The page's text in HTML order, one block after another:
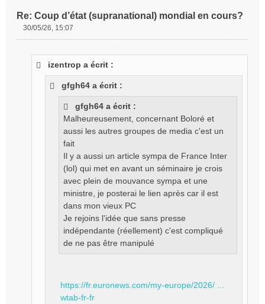
Re: Coup d’état (supranational) mondial en cours?
30/05/26, 15:07
izentrop a écrit :
gfgh64 a écrit :
gfgh64 a écrit :
Malheureusement, concernant Boloré et
aussi les autres groupes de media c'est un
fait
Il y a aussi un article sympa de France Inter
(lol) qui met en avant un séminaire je crois
avec plein de mouvance sympa et une
ministre, je posterai le lien après car il est
dans mon vieux PC
Je rejoins l'idée que sans presse
indépendante (réellement) c'est compliqué
de ne pas être manipulé
https://fr.euronews.com/my-europe/2026/ ...
wtab-fr-fr